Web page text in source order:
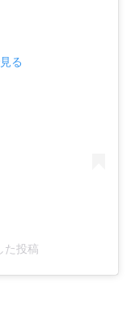
る
た投稿